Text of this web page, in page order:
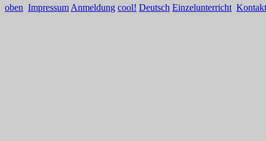
oben Impressum Anmeldung cool! Deutsch Einzelunterricht Kontakt